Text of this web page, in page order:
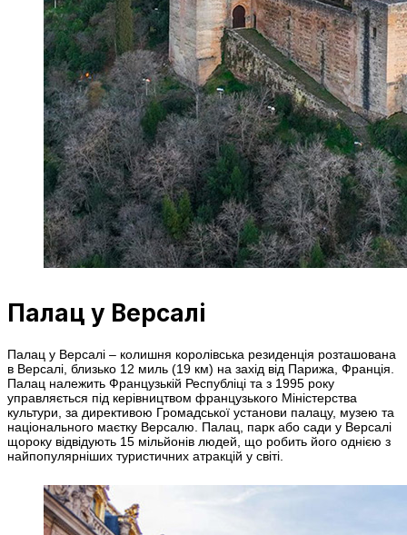
Палац у Версалі
Палац у Версалі – колишня королівська резиденція розташована
в Версалі, близько 12 миль (19 км) на захід від Парижа, Франція.
Палац належить Французькій Республіці та з 1995 року
управляється під керівництвом французького Міністерства
культури, за директивою Громадської установи палацу, музею та
національного маєтку Версалю. Палац, парк або сади у Версалі
щороку відвідують 15 мільйонів людей, що робить його однією з
найпопулярніших туристичних атракцій у світі.